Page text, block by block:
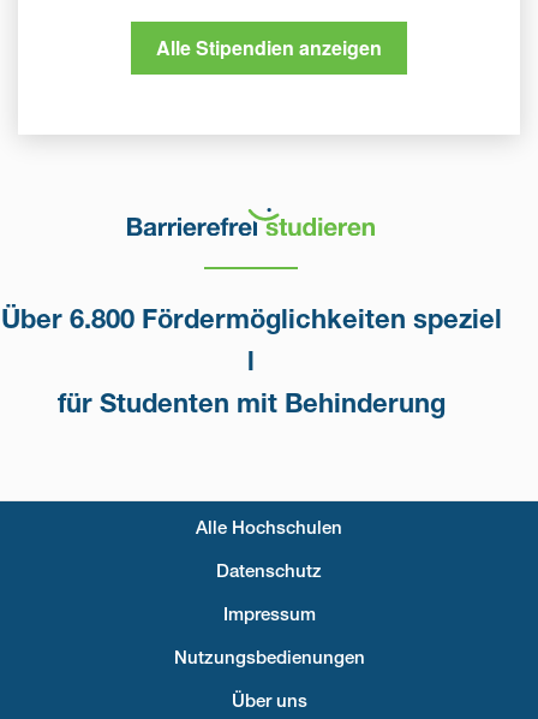
Alle Stipendien anzeigen
Über 6.800 Fördermöglichkeiten speziel
l
für Studenten mit Behinderung
Fußzeilenmenü
Alle Hochschulen
Datenschutz
Impressum
Nutzungsbedienungen
Über uns